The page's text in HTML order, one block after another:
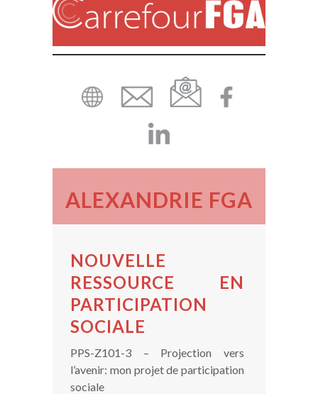
ALEXANDRIE FGA
NOUVELLE
RESSOURCE EN
PARTICIPATION
SOCIALE
PPS-Z101-3 – Projection vers
l’avenir: mon projet de participation
sociale